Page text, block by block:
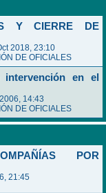
Y CIERRE DE
2018, 23:10
DE OFICIALES
intervención en el
14:43
DE OFICIALES
POR
21:45